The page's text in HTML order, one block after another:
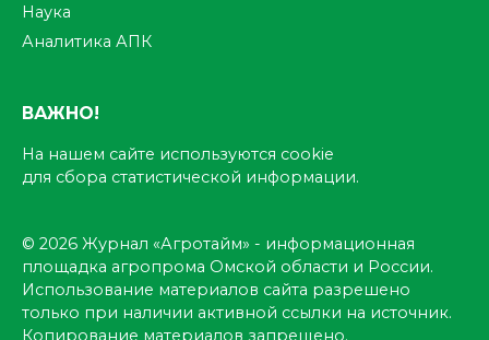
Наука
Аналитика АПК
ВАЖНО!
На нашем сайте используются cookie
для сбора статистической информации.
© 2026 Журнал «Агротайм» - информационная
площадка агропрома Омской области и России.
Использование материалов сайта разрешено
только при наличии активной ссылки на источник.
Копирование материалов запрещено.